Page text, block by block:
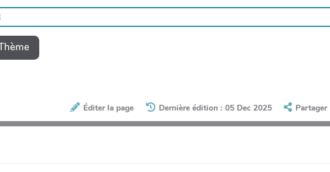
Éditer la page Dernière édition : 05 Dec 2025 Partager